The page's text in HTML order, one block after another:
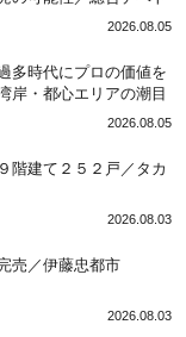
整備／日本郵政不動産
2026.08.05
多時代にプロの価値を
岸・都心エリアの潮目
動産リアルティ／児玉
2026.08.05
階建て２５２戸／タカ
2026.08.03
売／伊藤忠都市
2026.08.03